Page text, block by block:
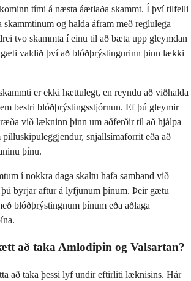
tími á næsta áætlaða skammt. Í því tilfelli
skammtinum og halda áfram með reglulega
tvo skammta í einu til að bæta upp gleymdan
gæti valdið því að blóðþrýstingurinn þinn lækki
er ekki hættulegt, en reyndu að viðhalda
bestri blóðþrýstingsstjórnun. Ef þú gleymir
við lækninn þinn um aðferðir til að hjálpa
pilluskipuleggjendur, snjallsímaforrit eða að
þínu.
í nokkra daga skaltu hafa samband við
byrjar aftur á lyfjunum þínum. Þeir gætu
blóðþrýstingnum þínum eða aðlaga
að taka Amlodipin og Valsartan?
að taka þessi lyf undir eftirliti læknisins. Hár